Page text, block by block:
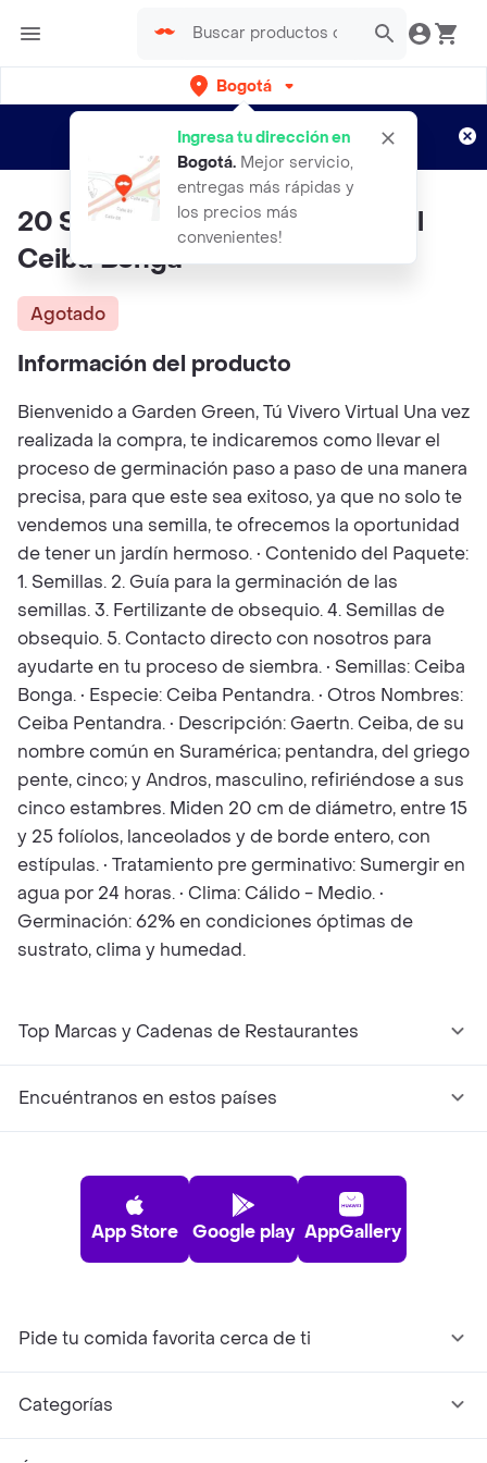
Bogotá
Ingresa tu dirección en
Bogotá. Mejor servicio,
entregas más rápidas y
los precios más
convenientes!
envíos gratis por semanas
Aplican TyC
20 Semillas Orgánicas De Árbol
Ceiba Bonga
Agotado
Información del producto
Bienvenido a Garden Green, Tú Vivero Virtual Una vez
realizada la compra, te indicaremos como llevar el
proceso de germinación paso a paso de una manera
precisa, para que este sea exitoso, ya que no solo te
vendemos una semilla, te ofrecemos la oportunidad
de tener un jardín hermoso. • Contenido del Paquete:
1. Semillas. 2. Guía para la germinación de las
semillas. 3. Fertilizante de obsequio. 4. Semillas de
obsequio. 5. Contacto directo con nosotros para
ayudarte en tu proceso de siembra. • Semillas: Ceiba
Bonga. • Especie: Ceiba Pentandra. • Otros Nombres:
Ceiba Pentandra. • Descripción: Gaertn. Ceiba, de su
nombre común en Suramérica; pentandra, del griego
pente, cinco; y Andros, masculino, refiriéndose a sus
cinco estambres. Miden 20 cm de diámetro, entre 15
y 25 folíolos, lanceolados y de borde entero, con
estípulas. • Tratamiento pre germinativo: Sumergir en
agua por 24 horas. • Clima: Cálido - Medio. •
Germinación: 62% en condiciones óptimas de
sustrato, clima y humedad.
Top Marcas y Cadenas de Restaurantes
Encuéntranos en estos países
App Store Google play AppGallery
Pide tu comida favorita cerca de ti
Categorías